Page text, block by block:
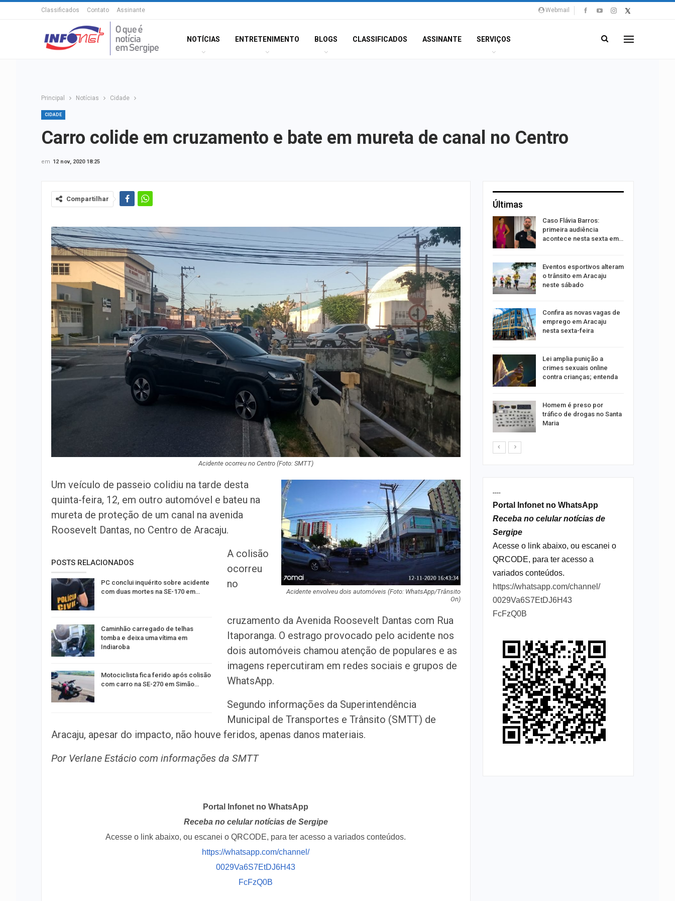
Webmail
Classificados Contato Assinante
NOTÍCIAS ENTRETENIMENTO BLOGS CLASSIFICADOS ASSINANTE SERVIÇOS
Principal Notícias Cidade
CIDADE
Carro colide em cruzamento e bate em mureta de canal no Centro
em 12 nov, 2020 18:25
Compartilhar
Acidente ocorreu no Centro (Foto: SMTT)
Acidente envolveu dois automóveis (Foto: WhatsApp/Trânsito
On)
Um veículo de passeio colidiu na tarde desta
quinta-feira, 12, em outro automóvel e bateu na
mureta de proteção de um canal na avenida
Roosevelt Dantas, no Centro de Aracaju.
POSTS RELACIONADOS
PC conclui inquérito sobre acidente
com duas mortes na SE-170 em…
Caminhão carregado de telhas
tomba e deixa uma vítima em
Indiaroba
Motociclista fica ferido após colisão
com carro na SE-270 em Simão…
A colisão
ocorreu
no
cruzamento da Avenida Roosevelt Dantas com Rua
Itaporanga. O estrago provocado pelo acidente nos
dois automóveis chamou atenção de populares e as
imagens repercutiram em redes sociais e grupos de
WhatsApp.
Segundo informações da Superintendência
Municipal de Transportes e Trânsito (SMTT) de
Aracaju, apesar do impacto, não houve feridos, apenas danos materiais.
Por Verlane Estácio com informações da SMTT
Portal Infonet no WhatsApp
Receba no celular notícias de Sergipe
Acesse o link abaixo, ou escanei o QRCODE, para ter acesso a variados conteúdos.
https://whatsapp.com/channel/
0029Va6S7EtDJ6H43
FcFzQ0B
Últimas
apresentado a moradores
da Zona de Expansão
Anvisa proíbe produtos
sem registro que
prometiam
emagrecimento
TRT multa empresa após
advogada usar IA e
inventar precedentes…
Aracaju amplia vacinação
contra gripe para pessoas
acima de seis…
Princípio de incêndio é
registrado durante
desmontagem da Vila do…
Caso Flávia Barros:
primeira audiência
acontece nesta sexta em…
Eventos esportivos alteram
o trânsito em Aracaju
neste sábado
Confira as novas vagas de
emprego em Aracaju
nesta sexta-feira
Lei amplia punição a
crimes sexuais online
contra crianças; entenda
Homem é preso por
tráfico de drogas no Santa
Maria
----
Portal Infonet no WhatsApp
Receba no celular notícias de
Sergipe
Acesse o link abaixo, ou escanei o
QRCODE, para ter acesso a
variados conteúdos.
https://whatsapp.com/channel/
0029Va6S7EtDJ6H43
FcFzQ0B